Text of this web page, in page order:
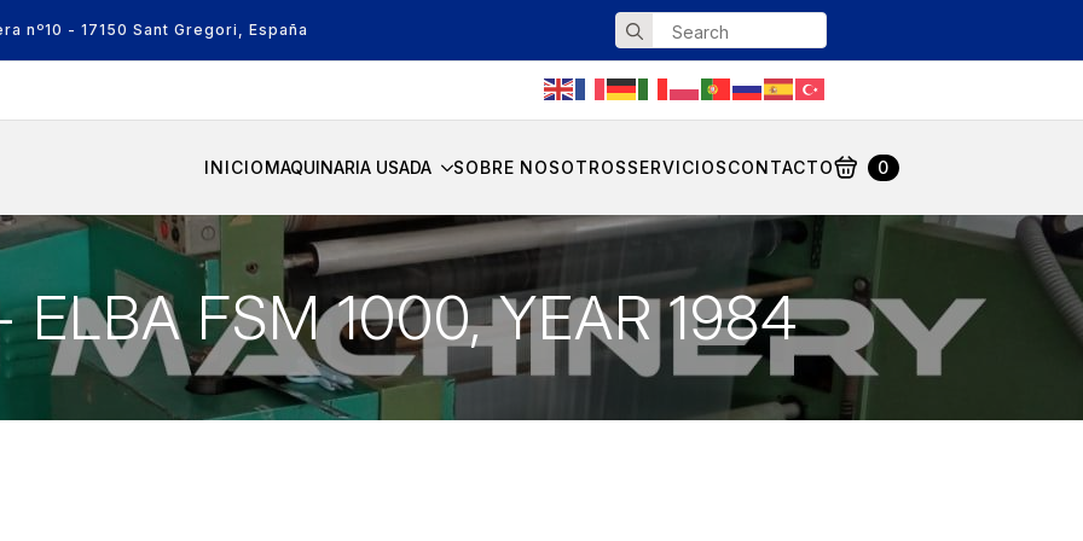
nº10 - 17150 Sant Gregori, España
Search
for:
INICIOMAQUINARIA USADA SOBRE NOSOTROSSERVICIOSCONTACTO 0
ELBA FSM 1000, YEAR 1984